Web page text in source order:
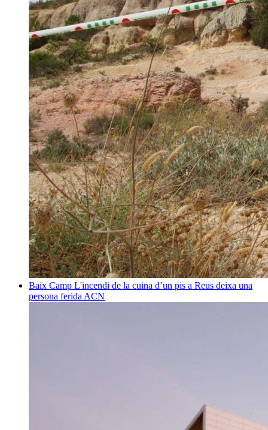
Baix Camp L'incendi de la cuina d’un pis a Reus deixa una
persona ferida ACN